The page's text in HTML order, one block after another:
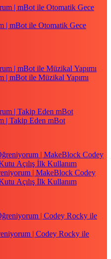
| mBot ile Otomatik Gece
| mBot ile Müzikal Yapımı
| Takip Eden mBot
| MakeBlock Codey
Açılış İlk Kullanım
| Codey Rocky ile